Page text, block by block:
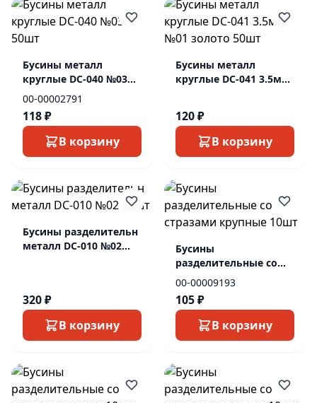
Бусины металл
круглые DC-040 №03
50шт
00-00002791
118 ₽
В корзину
Бусины металл
круглые DC-041 3.5мм
120 ₽
В корзину
Бусины разделительн
металл DC-010 №02
320 ₽
В корзину
Бусины
разделительные со
стразами крупные
10шт
00-00009193
105 ₽
В корзину